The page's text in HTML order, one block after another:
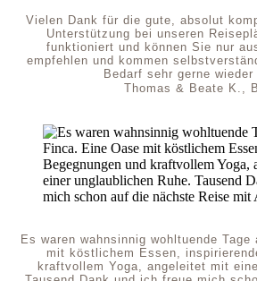
Vielen Dank für die gute, absolut
Unterstützung bei unseren
funktioniert und können Sie nur
empfehlen und kommen
Bedarf sehr gerne
Thomas & Beate K.,
Es waren wahnsinnig wohltuende
mit köstlichem Essen,
kraftvollem Yoga, angeleitet mit